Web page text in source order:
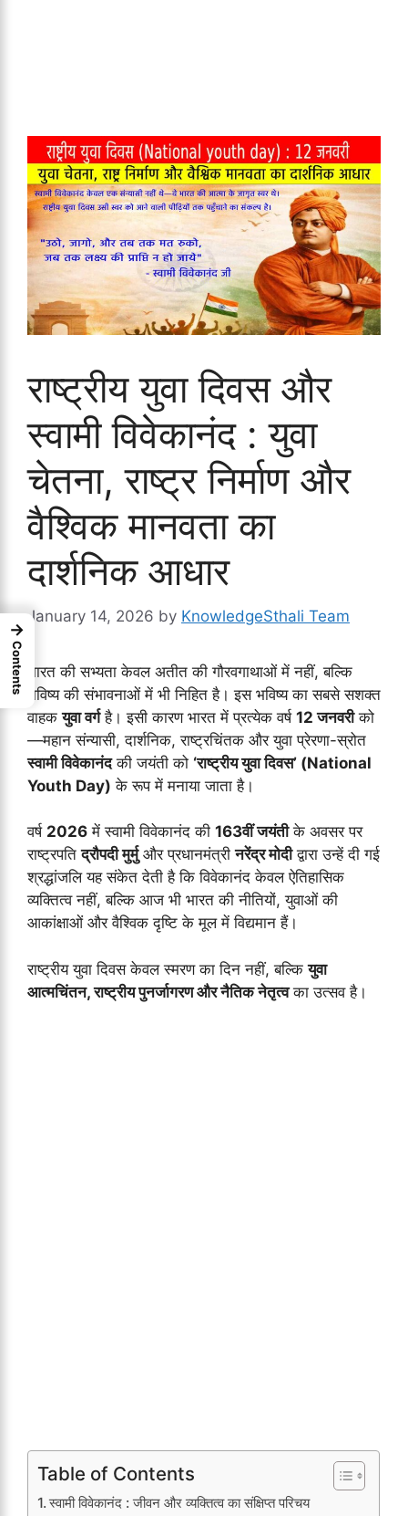
राष्ट्रीय युवा दिवस और
स्वामी विवेकानंद : युवा
चेतना, राष्ट्र निर्माण और
वैश्विक मानवता का
दार्शनिक आधार
January 14, 2026 by KnowledgeSthali Team
भारत की सभ्यता केवल अतीत की गौरवगाथाओं में नहीं, बल्कि
भविष्य की संभावनाओं में भी निहित है। इस भविष्य का सबसे सशक्त
वाहकयुवा वर्गहै। इसी कारण भारत में प्रत्येक वर्ष 12 जनवरीको
—महान संन्यासी, दार्शनिक, राष्ट्रचिंतक और युवा प्रेरणा-स्रोत
स्वामी विवेकानंदकी जयंती को ‘राष्ट्रीय युवा दिवस’ (National
Youth Day) के रूप में मनाया जाता है।
वर्ष 2026 में स्वामी विवेकानंद की 163वीं जयंतीके अवसर पर
राष्ट्रपतिद्रौपदी मुर्मुऔर प्रधानमंत्रीनरेंद्र मोदीद्वारा उन्हें दी गई
श्रद्धांजलि यह संकेत देती है कि विवेकानंद केवल ऐतिहासिक
व्यक्तित्व नहीं, बल्कि आज भी भारत की नीतियों, युवाओं की
आकांक्षाओं और वैश्विक दृष्टि के मूल में विद्यमान हैं।
राष्ट्रीय युवा दिवस केवल स्मरण का दिन नहीं, बल्कियुवा
आत्मचिंतन, राष्ट्रीय पुनर्जागरण और नैतिक नेतृत्वका उत्सव है।
Table of Contents
स्वामी विवेकानंद : जीवन और व्यक्तित्व का संक्षिप्त परिचय
→
Contents